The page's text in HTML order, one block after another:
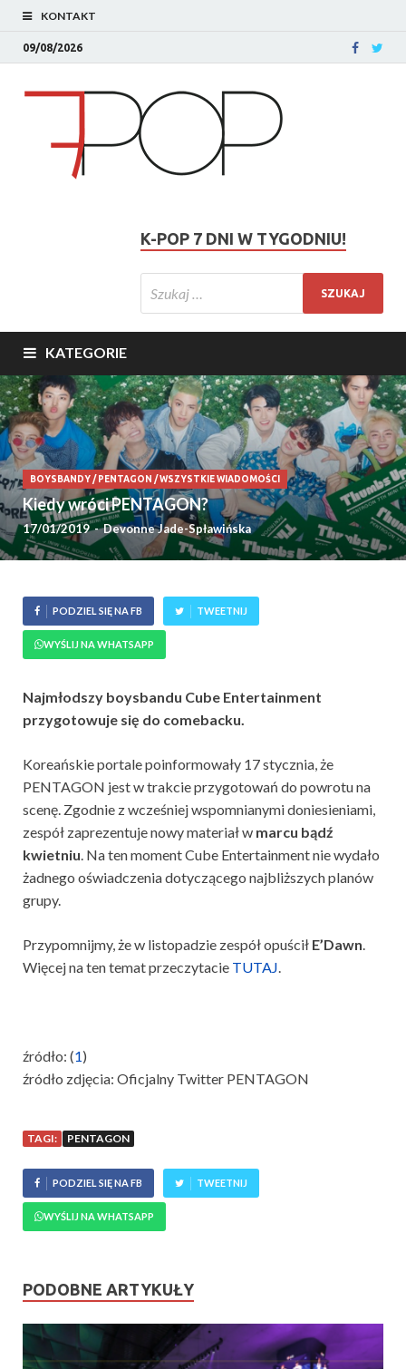
KONTAKT
09/08/2026
K-POP 7 DNI W TYGODNIU!
KATEGORIE
BOYSBANDY/ PENTAGON /WSZYSTKIE WIADOMOŚCI
Kiedy wróci PENTAGON?
17/01/2019-Devonne Jade-Spławińska
PODZIEL SIĘ NA FB TWEETNIJ
WYŚLIJ NA WHATSAPP
Najmłodszy boysbandu Cube Entertainment
przygotowuje się do comebacku.
Koreańskie portale poinformowały 17 stycznia, że
PENTAGON jest w trakcie przygotowań do powrotu na
scenę. Zgodnie z wcześniej wspomnianymi doniesieniami,
zespół zaprezentuje nowy materiał w marcu bądź
kwietniu. Na ten moment Cube Entertainment nie wydało
żadnego oświadczenia dotyczącego najbliższych planów
grupy.
Przypomnijmy, że w listopadzie zespół opuścił E’Dawn.
Więcej na ten temat przeczytacie TUTAJ.
źródło: (1)
źródło zdjęcia: Oficjalny Twitter PENTAGON
TAGI: PENTAGON
PODZIEL SIĘ NA FB TWEETNIJ
WYŚLIJ NA WHATSAPP
PODOBNE ARTYKUŁY